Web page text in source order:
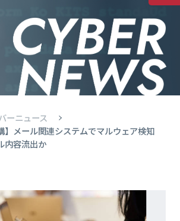
ーニュース
】メール関連システムでマルウェア検知
内容流出か